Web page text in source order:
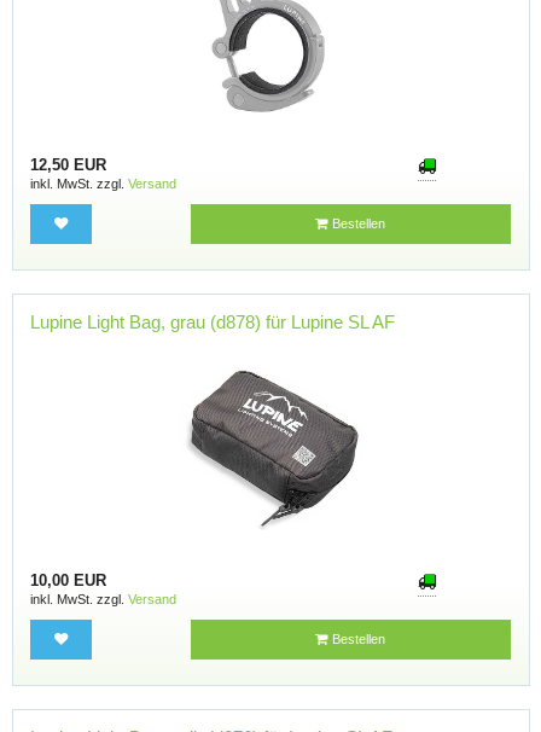
12,50 EUR
inkl. MwSt. zzgl. Versand
Bestellen
Lupine Light Bag, grau (d878) für Lupine SL AF
10,00 EUR
inkl. MwSt. zzgl. Versand
Bestellen